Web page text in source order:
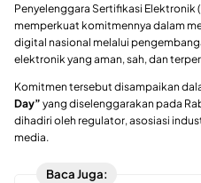
Penyelenggara Sertifikasi Elektronik
memperkuat komitmennya dalam
digital nasional melalui
elektronik yang aman, sah, dan
Komitmen tersebut disampaikan
Day” yang diselenggarakan pada
dihadiri oleh regulator, asosiasi
media.
Baca Juga: